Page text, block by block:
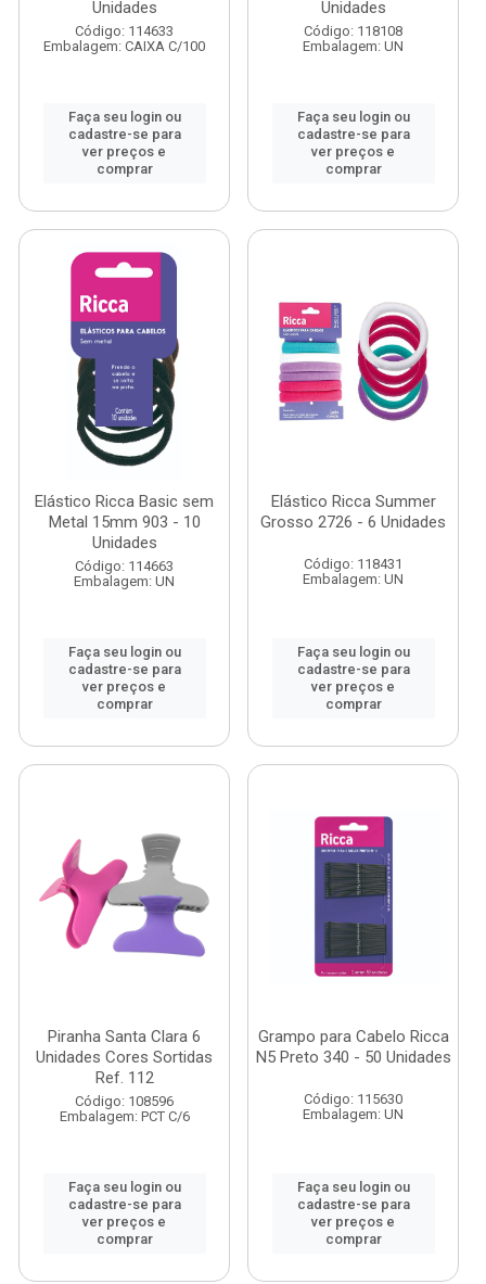
Unidades
Código: 114633
Embalagem: CAIXA C/100
Faça seu login ou
cadastre-se para
ver preços e
comprar
Unidades
Código: 118108
Embalagem: UN
Faça seu login ou
cadastre-se para
ver preços e
comprar
Elástico Ricca Basic sem
Metal 15mm 903 - 10
Unidades
Código: 114663
Embalagem: UN
Faça seu login ou
cadastre-se para
ver preços e
comprar
Elástico Ricca Summer
Grosso 2726 - 6 Unidades
Código: 118431
Embalagem: UN
Faça seu login ou
cadastre-se para
ver preços e
comprar
Piranha Santa Clara 6
Unidades Cores Sortidas
Ref. 112
Código: 108596
Embalagem: PCT C/6
Faça seu login ou
cadastre-se para
ver preços e
comprar
Grampo para Cabelo Ricca
N5 Preto 340 - 50 Unidades
Código: 115630
Embalagem: UN
Faça seu login ou
cadastre-se para
ver preços e
comprar